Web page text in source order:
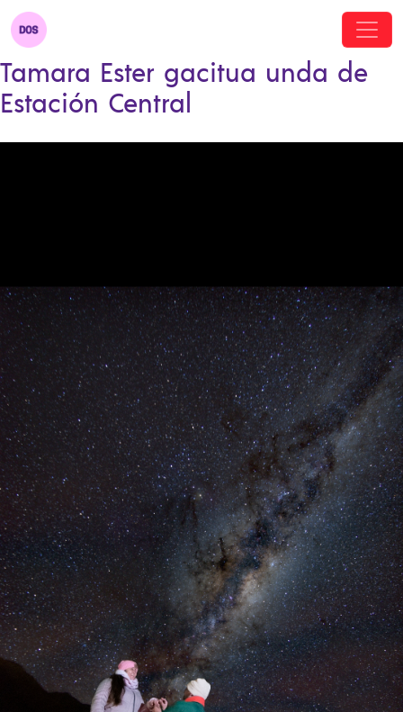
Tamara Ester gacitua unda de
Estación Central